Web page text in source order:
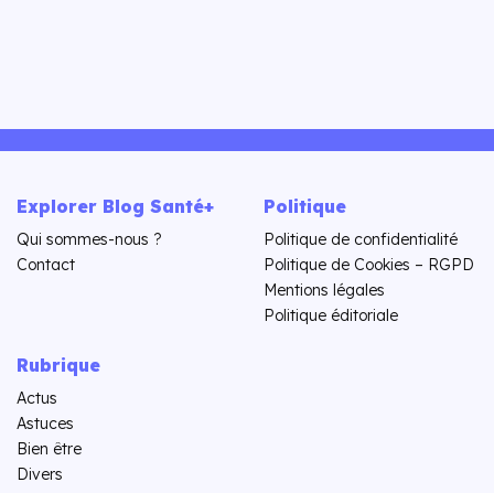
Explorer Blog Santé+
Qui sommes-nous ?
Contact
Politique
Politique de confidentialité
Politique de Cookies – RGPD
Mentions légales
Politique éditoriale
Rubrique
Actus
Astuces
Bien être
Divers